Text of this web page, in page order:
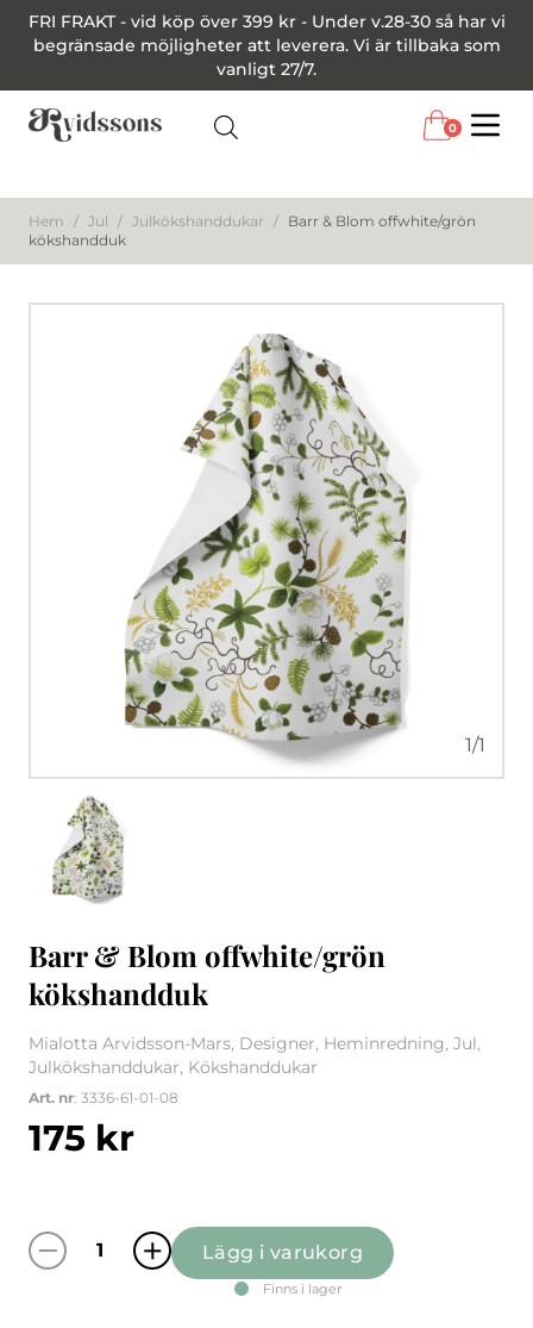
FRI FRAKT - vid köp över 399 kr - Under v.28-30 så har vi
begränsade möjligheter att leverera. Vi är tillbaka som
vanligt 27/7.
0
Hem / Jul / Julkökshanddukar / Barr & Blom offwhite/grön
kökshandduk
1/1
Barr & Blom offwhite/grön
kökshandduk
Mialotta Arvidsson-Mars, Designer, Heminredning, Jul,
Julkökshanddukar, Kökshanddukar
Art. nr: 3336-61-01-08
175 kr
Barr & Blom offwhite/grön kökshandduk
Lägg i varukorg
Finns i lager